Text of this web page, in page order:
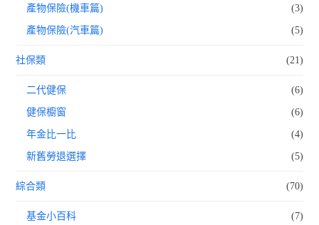
產物保險(機車篇) (3)
產物保險(汽車篇) (5)
社保類 (21)
二代健保 (6)
健保櫥窗 (6)
年金比一比 (4)
新舊勞退選擇 (5)
綜合類 (70)
基金小百科 (7)